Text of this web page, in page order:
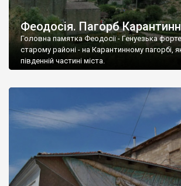
Феодосія. Пагорб
Головна памятка Феодосії - Генуезька
старому районі - на Карантинному пагорбі,
південній частині міста.